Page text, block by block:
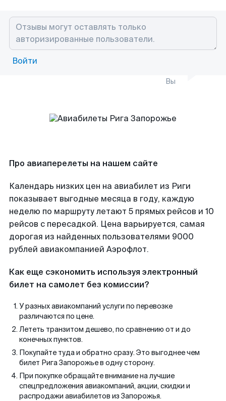
Войти
Вы
Про авиаперелеты на нашем сайте
Календарь низких цен на авиабилет из Риги
показывает выгодные месяца в году, каждую
неделю по маршруту летают 5 прямых рейсов и 10
рейсов с пересадкой. Цена варьируется, самая
дорогая из найденных пользователями 9000
рублей авиакомпанией Аэрофлот.
Как еще сэкономить используя электронный
билет на самолет без комиссии?
У разных авиакомпаний услуги по перевозке
различаются по цене.
Лететь транзитом дешево, по сравнению от и до
конечных пунктов.
Покупайте туда и обратно сразу. Это выгоднее чем
билет Рига Запорожье в одну сторону.
При покупке обращайте внимание на лучшие
спецпредложения авиакомпаний, акции, скидки и
распродажи авиабилетов из Запорожья.